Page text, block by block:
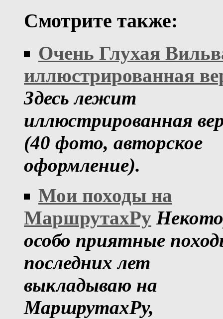
Смотрите также:
Очень Глухая
иллюстрированная
Здесь лежит
иллюстрированная
(40 фото, авторское
оформление).
Мои походы на
МаршрутахРу
особо приятные
последних лет
выкладываю на
МаршрутахРу,